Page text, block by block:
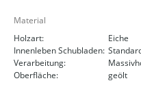
Material
Holzart:
Eiche
Innenleben Schubladen:
Verarbeitung:
Oberfläche:
geölt